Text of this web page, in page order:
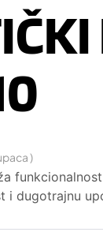
)
i dugotrajnu